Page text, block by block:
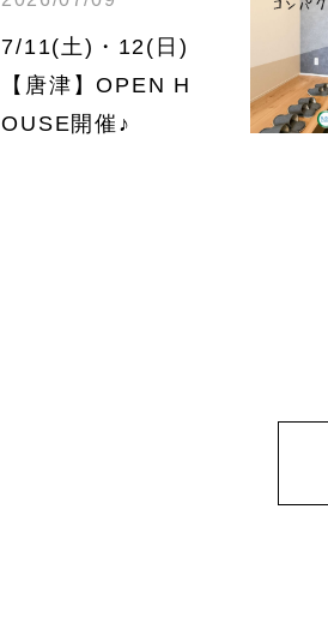
7/11(土)・12(日)
【唐津】OPEN H
OUSE開催♪